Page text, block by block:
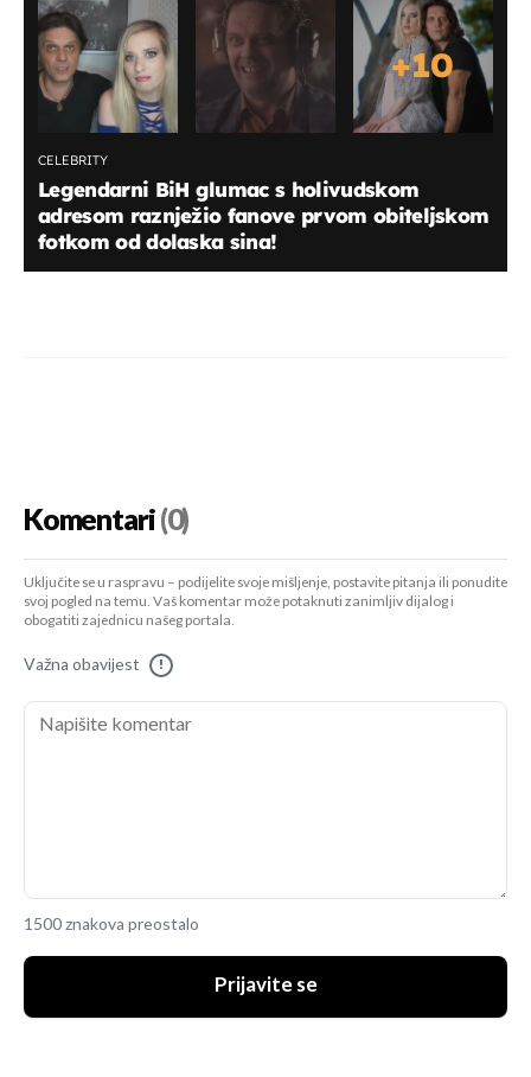
+10
CELEBRITY
Legendarni BiH glumac s holivudskom
adresom raznježio fanove prvom obiteljskom
fotkom od dolaska sina!
Komentari(0)
Uključite se u raspravu – podijelite svoje mišljenje, postavite pitanja ili ponudite
svoj pogled na temu. Vaš komentar može potaknuti zanimljiv dijalog i
obogatiti zajednicu našeg portala.
Važna obavijest !
1500 znakova preostalo
Prijavite se